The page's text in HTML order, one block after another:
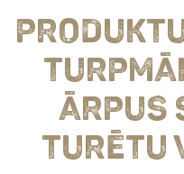
ĀRPUS
TURĒTU